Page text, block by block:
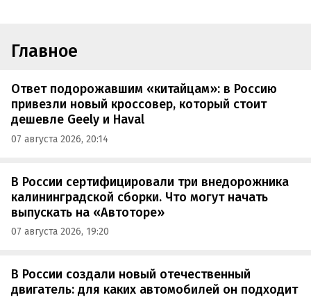
Главное
Ответ подорожавшим «китайцам»: в Россию
привезли новый кроссовер, который стоит
дешевле Geely и Haval
07 августа 2026, 20:14
В России сертифицировали три внедорожника
калининградской сборки. Что могут начать
выпускать на «Автоторе»
07 августа 2026, 19:20
В России создали новый отечественный
двигатель: для каких автомобилей он подходит